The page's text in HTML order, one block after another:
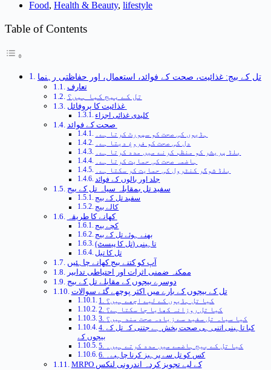
Food, Health & Beauty, lifestyle
Table of Contents
تل کے بیج: غذائیت، صحت کے فوائد، استعمال، اور حفاظتی رہنما
تعارف
تل کے بیج کیا ہیں؟
غذائیت کا پروفائل
کلیدی غذائی اجزاء
ہڈیوں کی صحت کو سپورٹ کرتا ہے۔
دل کی صحت کو فروغ دیتا ہے۔
بلڈ پریشر کو منظم کرنے میں مدد کرتا ہے۔
ہاضمہ صحت کی حمایت کرتا ہے۔
بلڈ شوگر کنٹرول کی حمایت کر سکتا ہے۔
جلد اور بالوں کے فوائد
سفید تل بمقابلہ سیاہ تل کے بیج
سفید تل کے بیج
کالے بیج
کھانے کا طریقہ
کچے بیج
بھنے ہوئے تل کے بیج
تاہینی (تل کا پیسٹ)
تل کا تیل
آپ کو کتنے بیج کھانے چاہئیں
ممکنہ ضمنی اثرات اور احتیاطی تدابیر
دوسرے بیجوں کے مقابلے تل کے بیج
تل کے بیجوں کے بارے میں اکثر پوچھے گئے سوالات
1. کیا تل ہڈیوں کے لیے اچھے ہیں؟
2. کیا تل روزانہ کھایا جا سکتا ہے؟
3. کیا سیاہ تل سفید سے زیادہ صحت مند ہیں؟
4. کیا تاہینی اتنی ہی صحت بخش ہے جتنی کہ تل کے
بیجوں کے
5. کیا تل کے بیج ہاضمے میں مدد کرتے ہیں۔
6. کس کو تل سے پرہیز کرنا چاہیے۔
MRPO کے لیے تجویز کردہ اندرونی لنکس